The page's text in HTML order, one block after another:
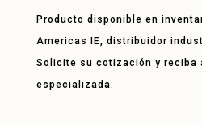
Producto disponible en
Americas IE, distribuidor
Solicite su cotización y reciba
especializada.